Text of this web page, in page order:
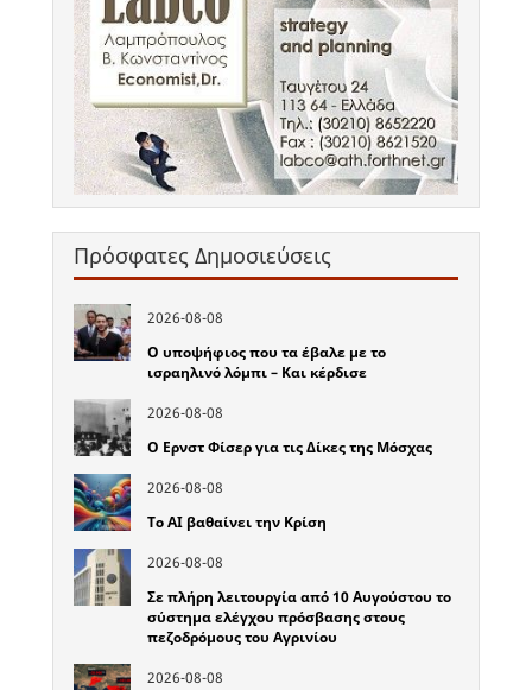
Πρόσφατες Δημοσιεύσεις
2026-08-08
Ο υποψήφιος που τα έβαλε με το
ισραηλινό λόμπι – Και κέρδισε
2026-08-08
Ο Ερνστ Φίσερ για τις Δίκες της Μόσχας
2026-08-08
Το ΑΙ βαθαίνει την Κρίση
2026-08-08
Σε πλήρη λειτουργία από 10 Αυγούστου το
σύστημα ελέγχου πρόσβασης στους
πεζοδρόμους του Αγρινίου
2026-08-08